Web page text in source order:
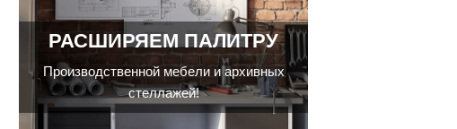
РАСШИРЯЕМ ПАЛИТРУ
Производственной мебели и архивных
стеллажей!